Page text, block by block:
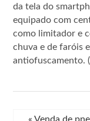
da tela do
equipado com
como limitador e
chuva e de faróis
antiofuscamento.
« Venda de